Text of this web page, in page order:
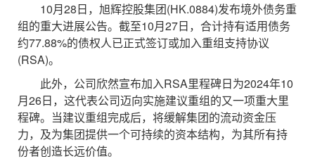
10月28日，旭辉控股集团(HK.0884)发布境外债务重
组的重大进展公告。截至10月27日，合计持有适用债务
约77.88%的债权人已正式签订或加入重组支持协议
(RSA)。
此外，公司欣然宣布加入RSA里程碑日为2024年10
月26日，这代表公司迈向实施建议重组的又一项重大里
程碑。当建议重组完成后，将缓解集团的流动资金压
力，及为集团提供一个可持续的资本结构，为其所有持
份者创造长远价值。